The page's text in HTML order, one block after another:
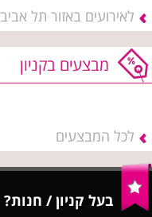
לאירועים באזור תל אביב
מבצעים בקניון
לכל המבצעים
בעל קניון / חנות?